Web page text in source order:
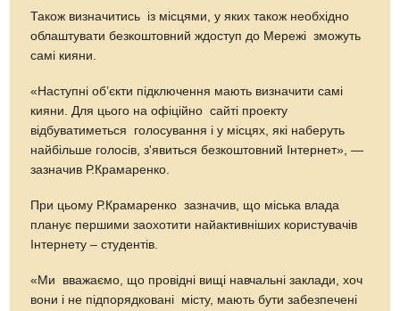
Також визначитись із місцями, у яких також необхідно
облаштувати безкоштовний ждоступ до Мережі зможуть
самі кияни.
«Наступні об’єкти підключення мають визначити самі
кияни. Для цього на офіційно сайті проекту
відбуватиметься голосування і у місцях, які наберуть
найбільше голосів, з'явиться безкоштовний Інтернет», —
зазначив Р.Крамаренко.
При цьому Р.Крамаренко зазначив, що міська влада
планує першими заохотити найактивніших користувачів
Інтернету – студентів.
«Ми вважаємо, що провідні вищі навчальні заклади, хоч
вони і не підпорядковані місту, мають бути забезпечені